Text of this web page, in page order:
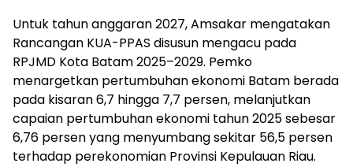
Untuk tahun anggaran 2027, Amsakar mengatakan
Rancangan KUA-PPAS disusun mengacu pada
RPJMD Kota Batam 2025–2029. Pemko
menargetkan pertumbuhan ekonomi Batam berada
pada kisaran 6,7 hingga 7,7 persen, melanjutkan
capaian pertumbuhan ekonomi tahun 2025 sebesar
6,76 persen yang menyumbang sekitar 56,5 persen
terhadap perekonomian Provinsi Kepulauan Riau.